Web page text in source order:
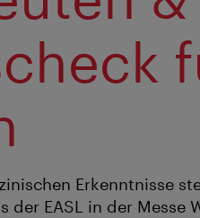
Erkenntnisse
EASL in der Messe